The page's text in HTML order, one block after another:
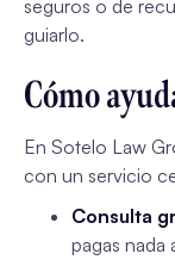
seguros o de
guiarlo.
Cómo
En Sotelo Law
con un servicio
Consulta
pagas nada